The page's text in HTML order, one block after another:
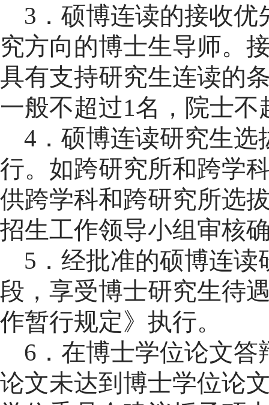
3 ． 硕博连读的接收优
究方向的博士生导师。
具有支持研究生连读的
一般不超过1名，院士不
4 ． 硕博连读研究生选
行。如跨研究所和跨学
供跨学科和跨研究所选
招生工作领导小组审核
5 ．经批准的硕博连读
段，享受博士研究生待
作暂行规定》执行。
6 ．在博士学位论文
论文未达到博士学位论